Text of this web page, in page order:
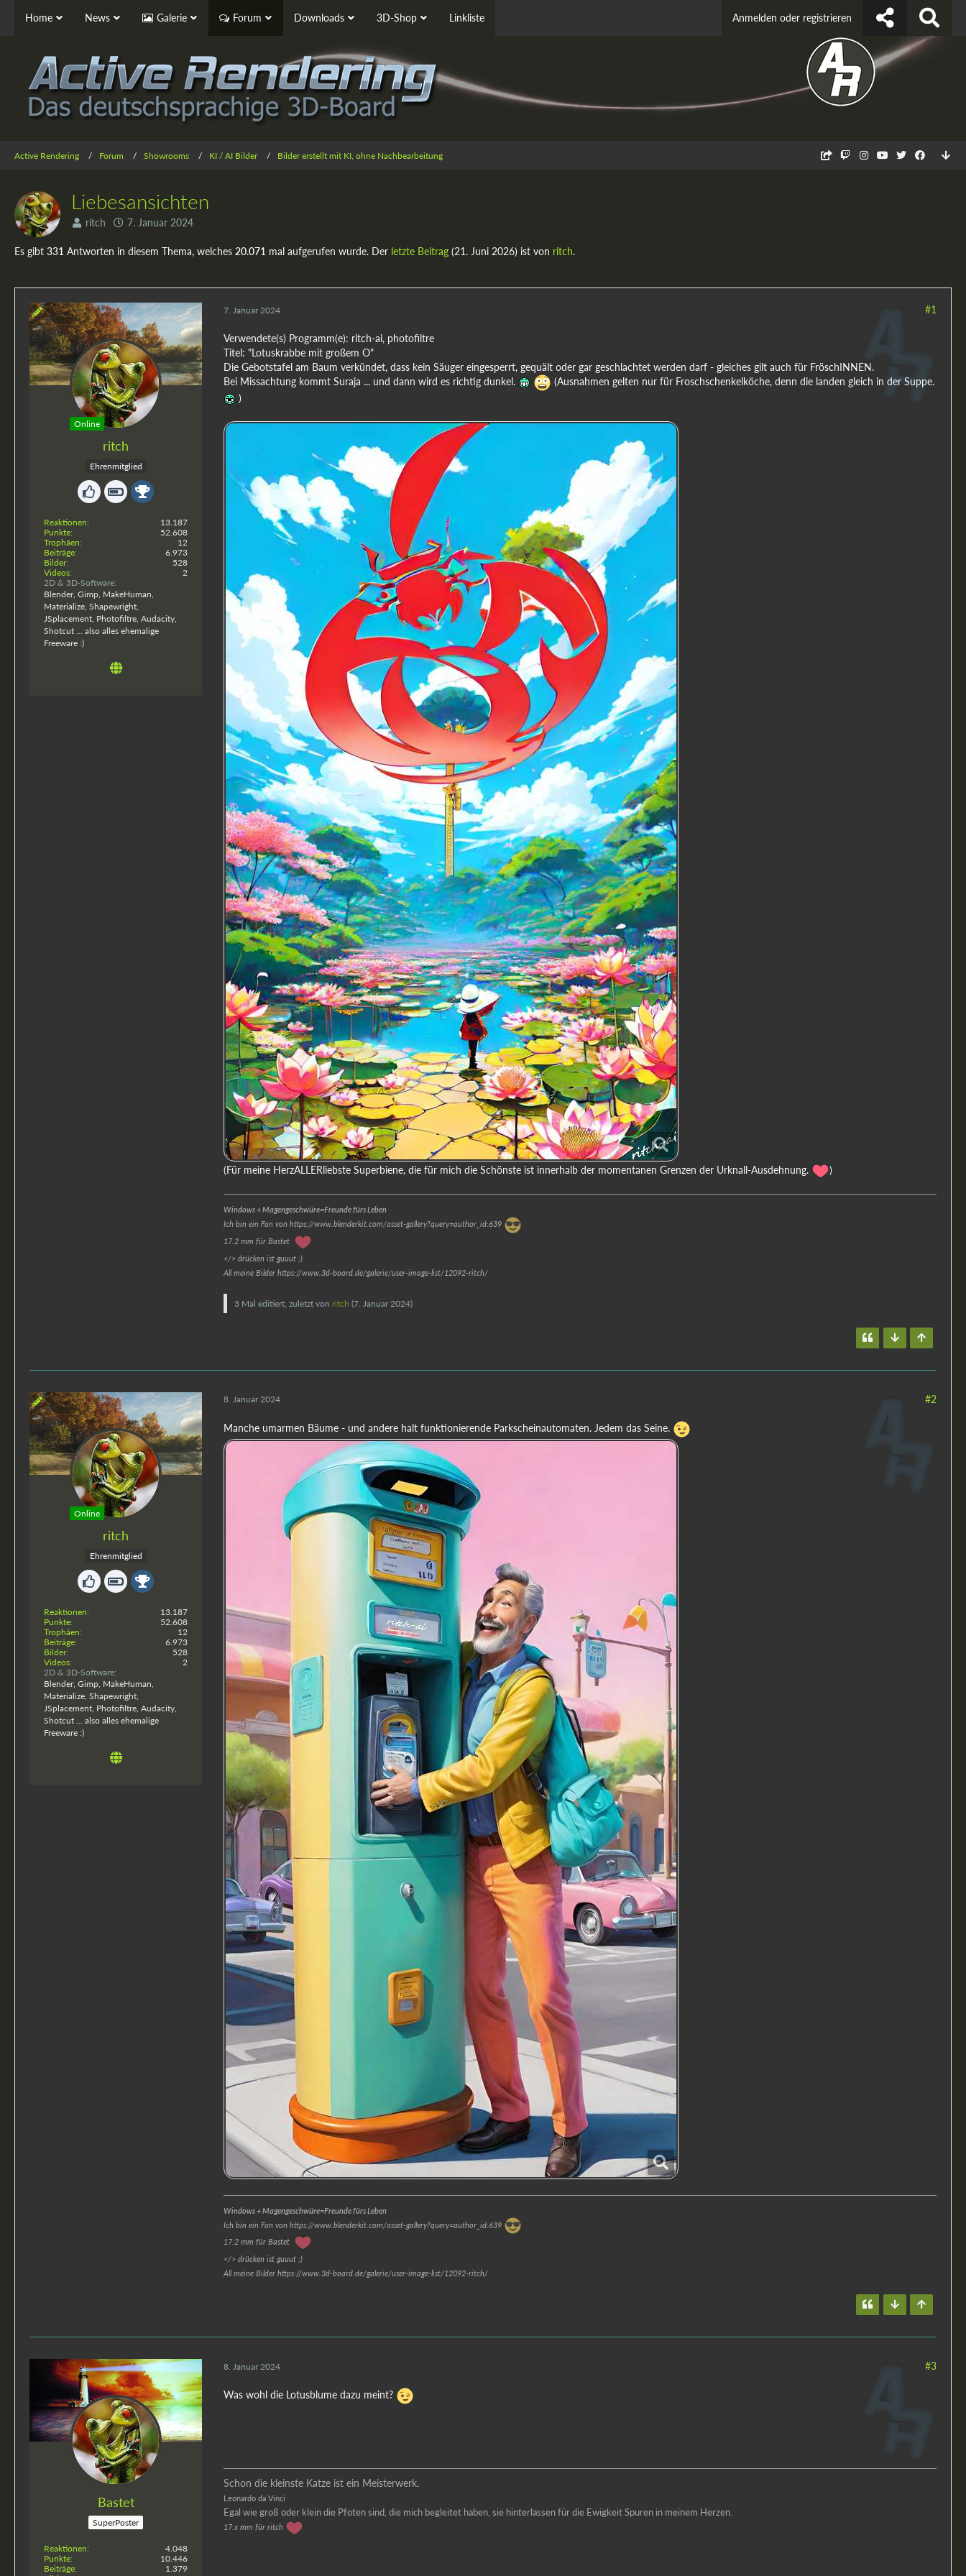
Home News Galerie Forum Downloads 3D-Shop Linkliste Anmelden oder registrieren
Active Rendering Forum Showrooms KI / AI Bilder Bilder erstellt mit KI, ohne Nachbearbeitung
Liebesansichten
ritch 7. Januar 2024
Es gibt 331 Antworten in diesem Thema, welches 20.071 mal aufgerufen wurde. Der letzte Beitrag (21. Juni 2026) ist von ritch.
Online
ritch
Ehrenmitglied
Reaktionen
13.187
Punkte
52.608
Trophäen
12
Beiträge
6.973
Bilder
528
Videos
2
2D & 3D-Software
Blender, Gimp, MakeHuman,
Materialize, Shapewright,
JSplacement, Photofiltre, Audacity,
Shotcut ... also alles ehemalige
Freeware :)
7. Januar 2024 #1
Verwendete(s) Programm(e): ritch-ai, photofiltre
Titel: "Lotuskrabbe mit großem O"
Die Gebotstafel am Baum verkündet, dass kein Säuger eingesperrt, gequält oder gar geschlachtet werden darf - gleiches gilt auch für FröschINNEN.
Bei Missachtung kommt Suraja ... und dann wird es richtig dunkel.
(Ausnahmen gelten nur für Froschschenkelköche, denn die landen gleich in der Suppe.
)
(Für meine HerzALLERliebste Superbiene, die für mich die Schönste ist innerhalb der momentanen Grenzen der Urknall-Ausdehnung. )
Windows + Magengeschwüre=Freunde fürs Leben
Ich bin ein Fan von https://www.blenderkit.com/asset-gallery?query=author_id:639
17.2 mm für Bastet
</> drücken ist guuut ;)
All meine Bilder https://www.3d-board.de/galerie/user-image-list/12092-ritch/
3 Mal editiert, zuletzt von ritch (7. Januar 2024)
Online
ritch
Ehrenmitglied
Reaktionen
13.187
Punkte
52.608
Trophäen
12
Beiträge
6.973
Bilder
528
Videos
2
2D & 3D-Software
Blender, Gimp, MakeHuman,
Materialize, Shapewright,
JSplacement, Photofiltre, Audacity,
Shotcut ... also alles ehemalige
Freeware :)
8. Januar 2024 #2
Manche umarmen Bäume - und andere halt funktionierende Parkscheinautomaten. Jedem das Seine.
Windows + Magengeschwüre=Freunde fürs Leben
Ich bin ein Fan von https://www.blenderkit.com/asset-gallery?query=author_id:639
17.2 mm für Bastet
</> drücken ist guuut ;)
All meine Bilder https://www.3d-board.de/galerie/user-image-list/12092-ritch/
Bastet
SuperPoster
Reaktionen
4.048
Punkte
10.446
Beiträge
1.379
8. Januar 2024 #3
Was wohl die Lotusblume dazu meint?
Schon die kleinste Katze ist ein Meisterwerk.
Leonardo da Vinci
Egal wie groß oder klein die Pfoten sind, die mich begleitet haben, sie hinterlassen für die Ewigkeit Spuren in meinem Herzen.
17.x mm für ritch